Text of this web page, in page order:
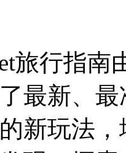
旅行指南
最新、
新玩法